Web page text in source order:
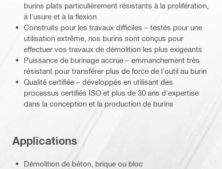
burins plats particulièrement résistants à la prolifération,
à l'usure et à la flexion
Construits pour les travaux difficiles – testés pour une
utilisation extrême, nos burins sont conçus pour
effectuer vos travaux de démolition les plus exigeants
Puissance de burinage accrue – emmanchement très
résistant pour transférer plus de force de l'outil au burin
Qualité certifiée – développés en utilisant des
processus certifiés ISO et plus de 30 ans d'expertise
dans la conception et la production de burins
Applications
Démolition de béton, brique ou bloc